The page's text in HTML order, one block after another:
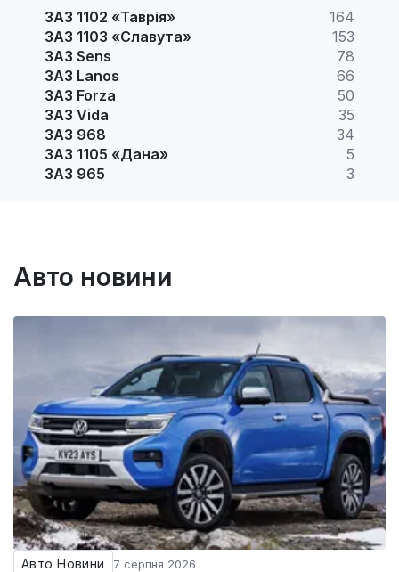
ЗАЗ 1102 «Таврія»
164
ЗАЗ 1103 «Славута»
153
ЗАЗ Sens
78
ЗАЗ Lanos
66
ЗАЗ Forza
50
ЗАЗ Vida
35
ЗАЗ 968
34
ЗАЗ 1105 «Дана»
5
ЗАЗ 965
3
Авто новини
Авто Новини 7 серпня 2026